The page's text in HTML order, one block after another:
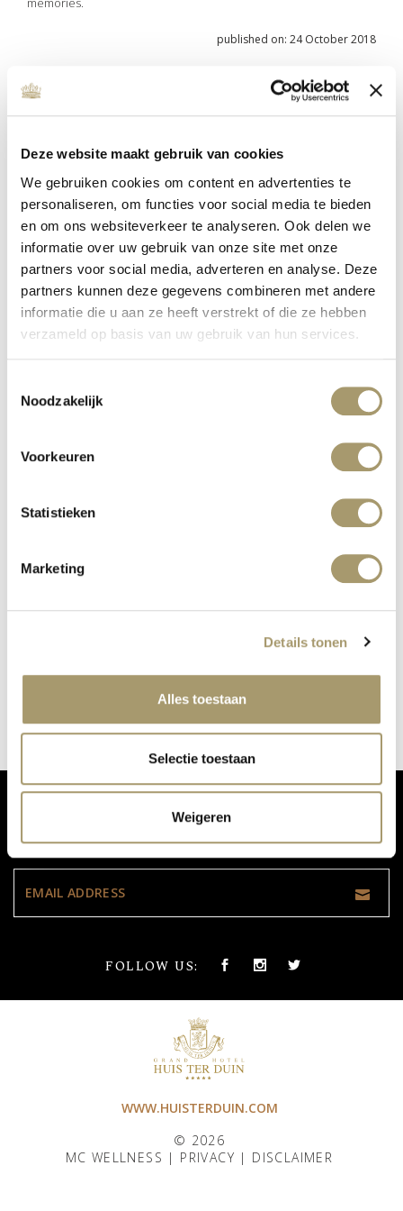
Deze website maakt gebruik van cookies
We gebruiken cookies om content en advertenties te
personaliseren, om functies voor social media te bieden
en om ons websiteverkeer te analyseren. Ook delen we
informatie over uw gebruik van onze site met onze
partners voor social media, adverteren en analyse. Deze
partners kunnen deze gegevens combineren met andere
informatie die u aan ze heeft verstrekt of die ze hebben
verzameld op basis van uw gebruik van hun services.
Noodzakelijk
Voorkeuren
Statistieken
Marketing
Details tonen
Alles toestaan
Selectie toestaan
Weigeren
published on: 24 October 2018
MC WELLNESS INVESTS IN QUALITY
2787 ALSO AT OUR PERFUME BAR
published on: 24 October 2018
DON'T MISS OUR UPDATES:
FOLLOW US:
WWW.HUISTERDUIN.COM
© 2026
MC WELLNESS | PRIVACY | DISCLAIMER